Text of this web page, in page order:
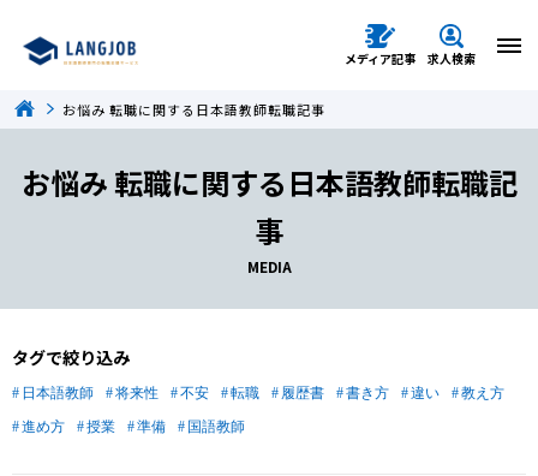
メディア記事 求人検索
お悩み 転職に関する日本語教師転職記事
お悩み 転職に関する日本語教師転職記
事
MEDIA
タグで絞り込み
日本語教師 将来性 不安 転職 履歴書 書き方 違い
教え方
進め方
授業 準備 国語教師